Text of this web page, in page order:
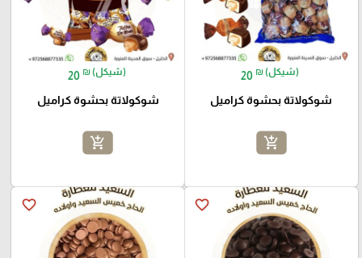
20 ₪ (شيكل)
شوكولاتة بحشوة كراميل
add_shopping_cart
20 ₪ (شيكل)
شوكولاتة بحشوة كراميل
add_shopping_cart
favorite_border
favorite_border